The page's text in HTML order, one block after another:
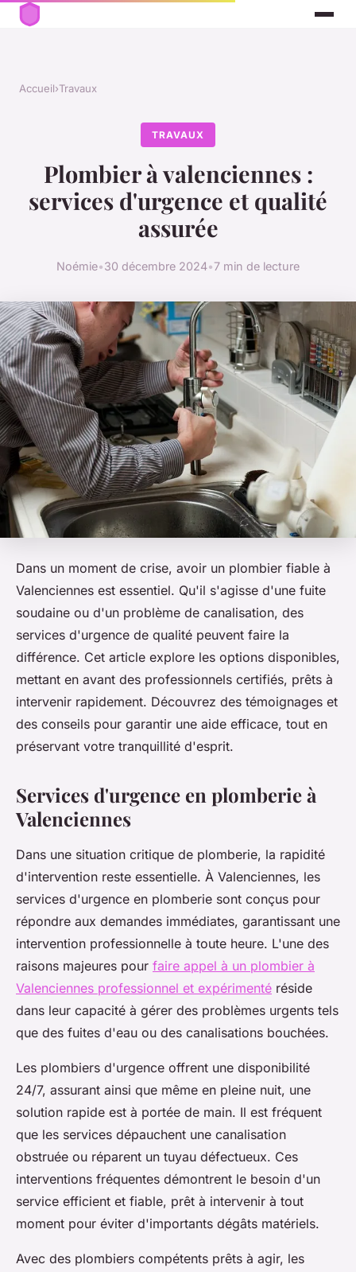
Accueil›Travaux
TRAVAUX
Plombier à valenciennes :
services d'urgence et qualité
assurée
Noémie•30 décembre 2024•7 min de lecture
Dans un moment de crise, avoir un plombier fiable à
Valenciennes est essentiel. Qu'il s'agisse d'une fuite
soudaine ou d'un problème de canalisation, des
services d'urgence de qualité peuvent faire la
différence. Cet article explore les options disponibles,
mettant en avant des professionnels certifiés, prêts à
intervenir rapidement. Découvrez des témoignages et
des conseils pour garantir une aide efficace, tout en
préservant votre tranquillité d'esprit.
Services d'urgence en plomberie à
Valenciennes
Dans une situation critique de plomberie, la rapidité
d'intervention reste essentielle. À Valenciennes, les
services d'urgence en plomberie sont conçus pour
répondre aux demandes immédiates, garantissant une
intervention professionnelle à toute heure. L'une des
raisons majeures pour faire appel à un plombier à
Valenciennes professionnel et expérimenté réside
dans leur capacité à gérer des problèmes urgents tels
que des fuites d'eau ou des canalisations bouchées.
Les plombiers d'urgence offrent une disponibilité
24/7, assurant ainsi que même en pleine nuit, une
solution rapide est à portée de main. Il est fréquent
que les services dépauchent une canalisation
obstruée ou réparent un tuyau défectueux. Ces
interventions fréquentes démontrent le besoin d'un
service efficient et fiable, prêt à intervenir à tout
moment pour éviter d'importants dégâts matériels.
Avec des plombiers compétents prêts à agir, les